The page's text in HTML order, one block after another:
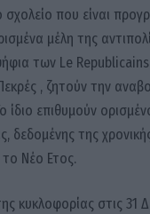
που είναι
μέλη της
των Le Republicains
, ζητούν την
ίδιο επιθυμούν
δεδομένης της
Νέο Ετος.
κυκλοφορίας στις 31